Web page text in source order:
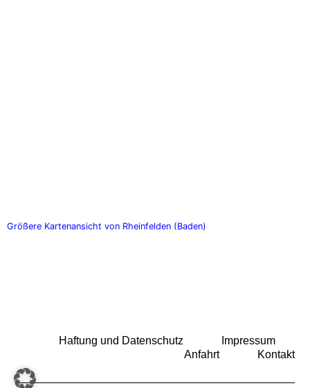
Größere Kartenansicht von Rheinfelden (Baden)
Haftung und Datenschutz
Impressum
Anfahrt
Kontakt